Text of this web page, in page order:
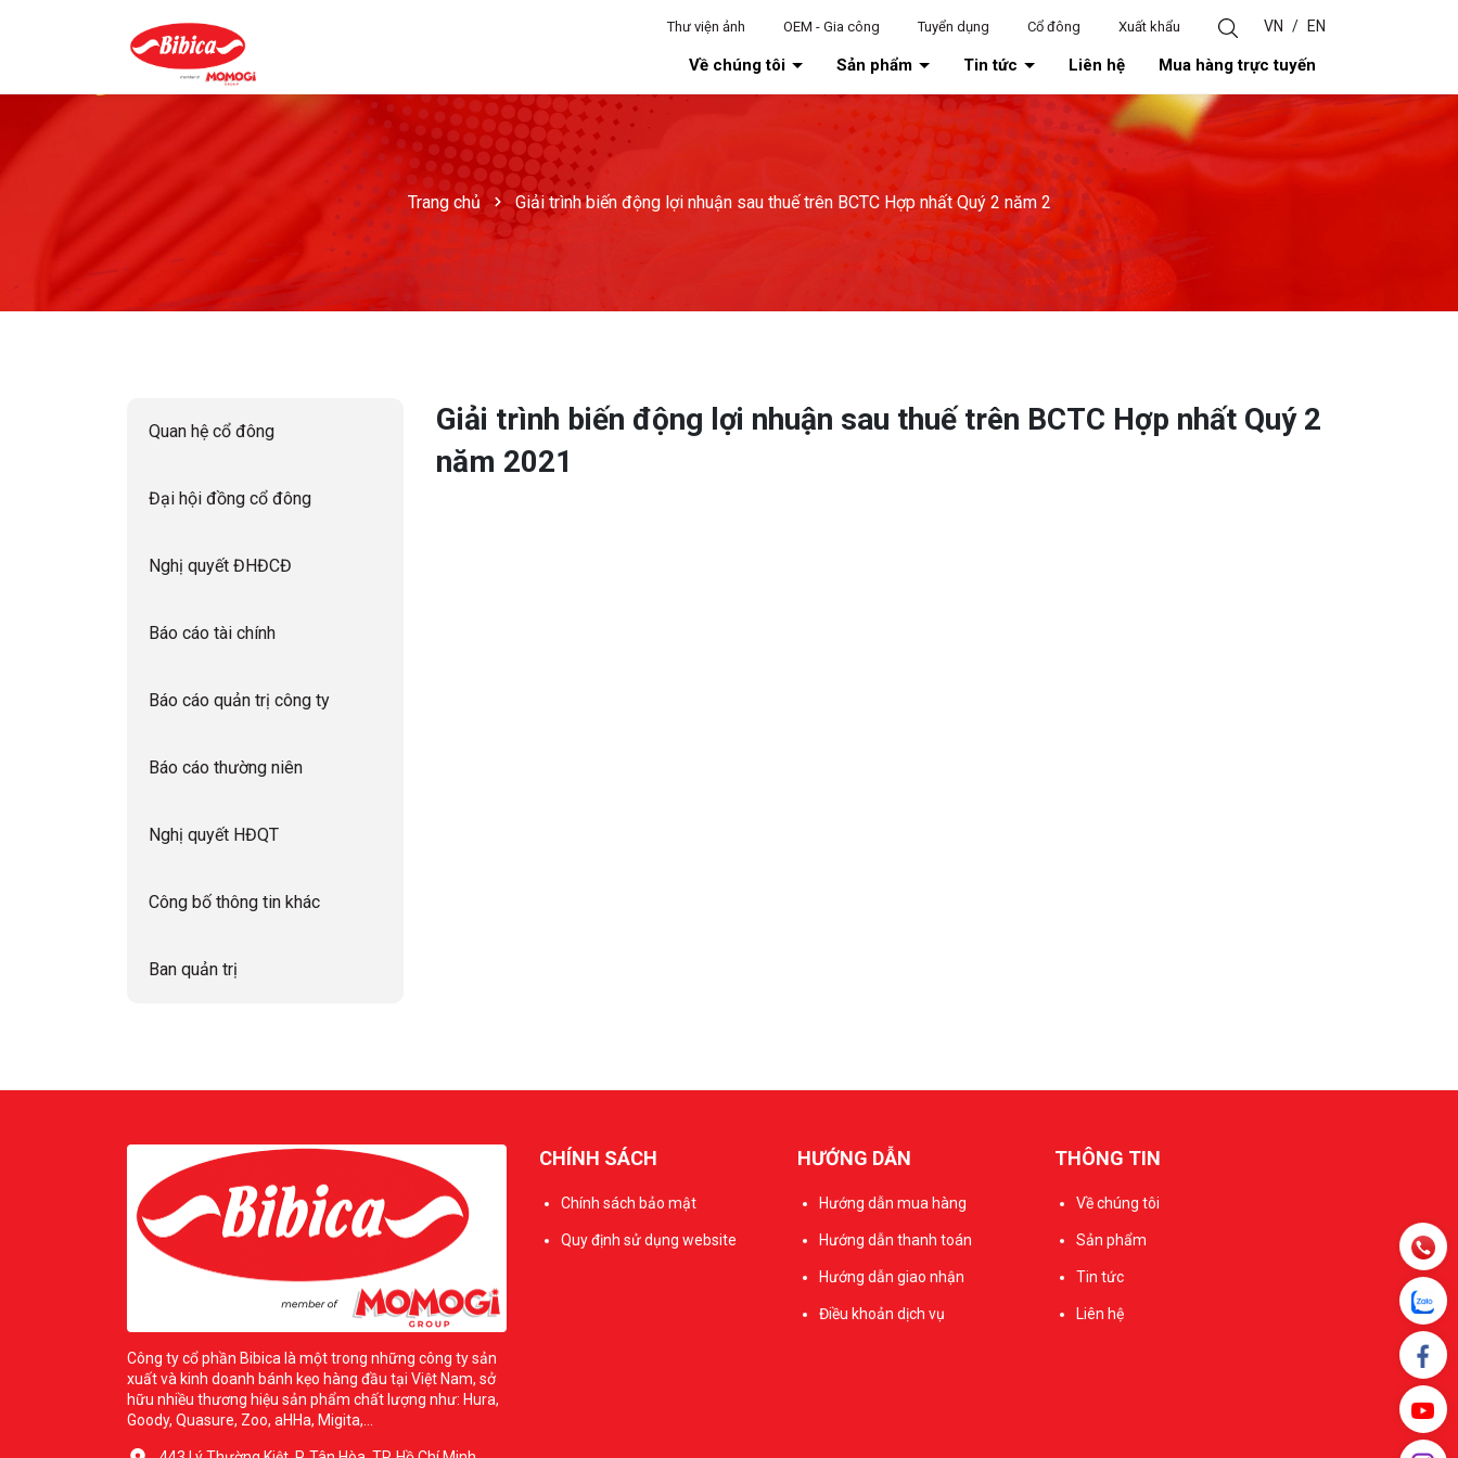
Thư viện ảnh OEM - Gia công Tuyển dụng Cổ đông Xuất khẩu VN / EN
Về chúng tôi Sản phẩm Tin tức Liên hệ Mua hàng trực tuyến
Trang chủ Giải trình biến động lợi nhuận sau thuế trên BCTC Hợp nhất Quý 2 năm 2
Quan hệ cổ đông
Đại hội đồng cổ đông
Nghị quyết ĐHĐCĐ
Báo cáo tài chính
Báo cáo quản trị công ty
Báo cáo thường niên
Nghị quyết HĐQT
Công bố thông tin khác
Ban quản trị
Giải trình biến động lợi nhuận sau thuế trên BCTC Hợp nhất Quý 2
năm 2021
Công ty cổ phần Bibica là một trong những công ty sản
xuất và kinh doanh bánh kẹo hàng đầu tại Việt Nam, sở
hữu nhiều thương hiệu sản phẩm chất lượng như: Hura,
Goody, Quasure, Zoo, aHHa, Migita,...
CHÍNH SÁCH
Chính sách bảo mật
Quy định sử dụng website
HƯỚNG DẪN
Hướng dẫn mua hàng
Hướng dẫn thanh toán
Hướng dẫn giao nhận
Điều khoản dịch vụ
THÔNG TIN
Về chúng tôi
Sản phẩm
Tin tức
Liên hệ